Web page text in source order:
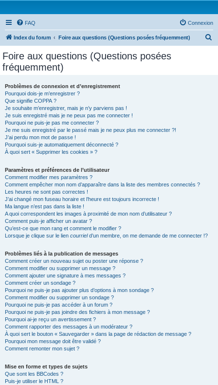
FAQ Connexion
Index du forum Foire aux questions (Questions posées fréquemment)
Foire aux questions (Questions posées
fréquemment)
Problèmes de connexion et d’enregistrement
Pourquoi dois-je m’enregistrer ?
Que signifie COPPA ?
Je souhaite m’enregistrer, mais je n’y parviens pas !
Je suis enregistré mais je ne peux pas me connecter !
Pourquoi ne puis-je pas me connecter ?
Je me suis enregistré par le passé mais je ne peux plus me connecter ?!
J’ai perdu mon mot de passe !
Pourquoi suis-je automatiquement déconnecté ?
À quoi sert « Supprimer les cookies » ?
Paramètres et préférences de l’utilisateur
Comment modifier mes paramètres ?
Comment empêcher mon nom d’apparaître dans la liste des membres connectés ?
Les heures ne sont pas correctes !
J’ai changé mon fuseau horaire et l’heure est toujours incorrecte !
Ma langue n’est pas dans la liste !
A quoi correspondent les images à proximité de mon nom d’utilisateur ?
Comment puis-je afficher un avatar ?
Qu’est-ce que mon rang et comment le modifier ?
Lorsque je clique sur le lien courrield’un membre, on me demande de me connecter !?
Problèmes liés à la publication de messages
Comment créer un nouveau sujet ou poster une réponse ?
Comment modifier ou supprimer un message ?
Comment ajouter une signature à mes messages ?
Comment créer un sondage ?
Pourquoi ne puis-je pas ajouter plus d’options à mon sondage ?
Comment modifier ou supprimer un sondage ?
Pourquoi ne puis-je pas accéder à un forum ?
Pourquoi ne puis-je pas joindre des fichiers à mon message ?
Pourquoi ai-je reçu un avertissement ?
Comment rapporter des messages à un modérateur ?
À quoi sert le bouton « Sauvegarder » dans la page de rédaction de message ?
Pourquoi mon message doit être validé ?
Comment remonter mon sujet ?
Mise en forme et types de sujets
Que sont les BBCodes ?
Puis-je utiliser le HTML ?